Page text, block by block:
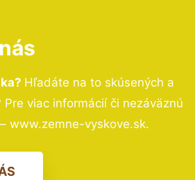
Hľadáte na to skúsených a
viac informácií či nezáväznú
www.zemne-vyskove.sk.